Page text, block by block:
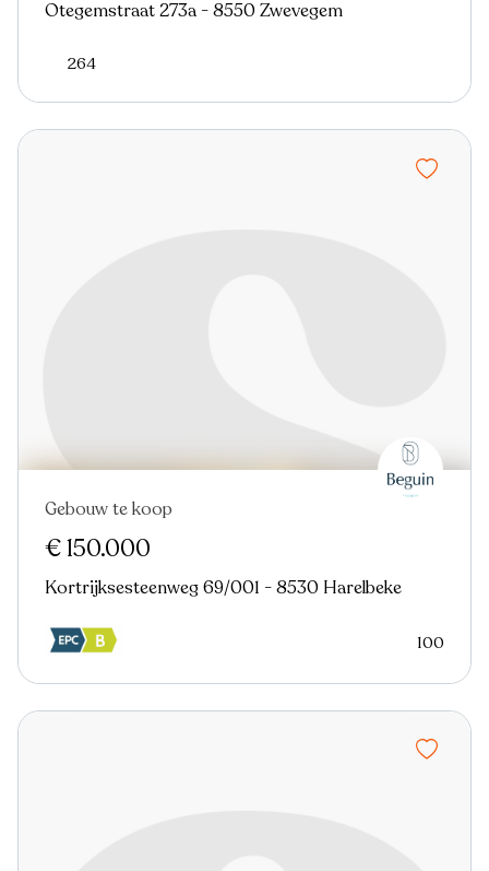
Otegemstraat 273a - 8550 Zwevegem
264
Gebouw te koop
€ 150.000
Kortrijksesteenweg 69/001 - 8530 Harelbeke
100